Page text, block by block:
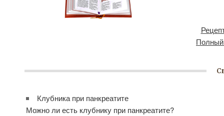
Клубника при панкреатите
Можно ли есть клубнику при панкреатите?